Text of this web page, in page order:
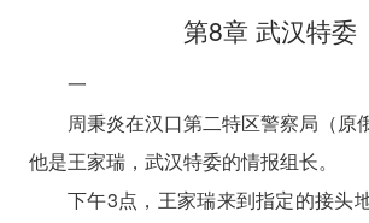
第8章 武汉特委
一
周秉炎在汉口第二特区警察局（原
他是王家瑞，武汉特委的情报组长。
下午3点，王家瑞来到指定的接头